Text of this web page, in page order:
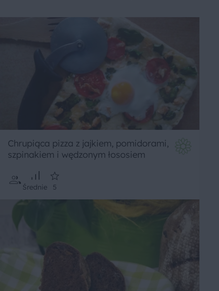
Chrupiąca pizza z jajkiem, pomidorami,
szpinakiem i wędzonym łososiem
Średnie 5